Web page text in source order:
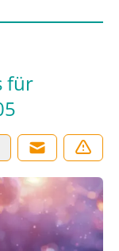
für